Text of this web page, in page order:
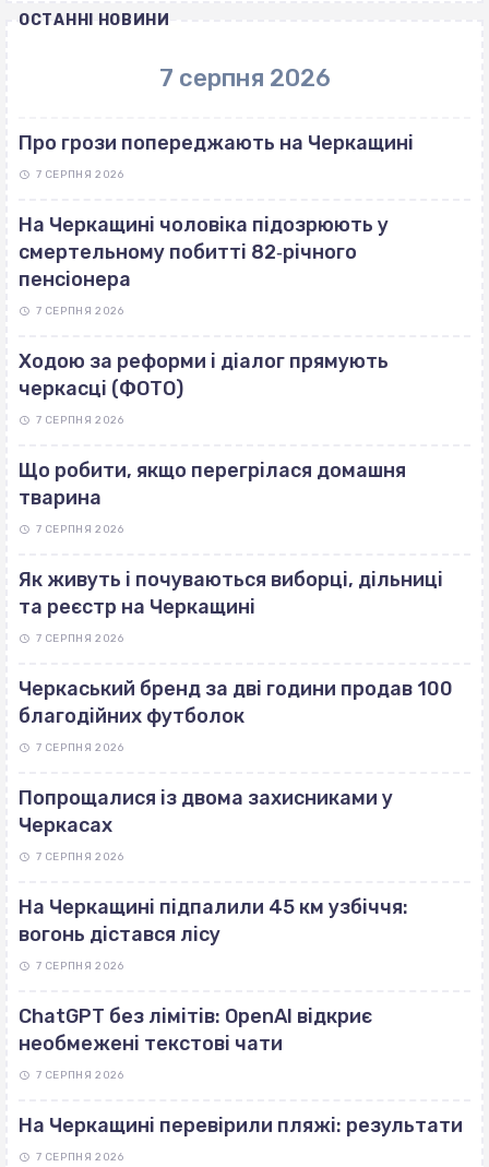
ОСТАННІ НОВИНИ
7 серпня 2026
Про грози попереджають на Черкащині
7 СЕРПНЯ 2026
На Черкащині чоловіка підозрюють у
смертельному побитті 82‐річного
пенсіонера
7 СЕРПНЯ 2026
Ходою за реформи і діалог прямують
черкасці (ФОТО)
7 СЕРПНЯ 2026
Що робити, якщо перегрілася домашня
тварина
7 СЕРПНЯ 2026
Як живуть і почуваються виборці, дільниці
та реєстр на Черкащині
7 СЕРПНЯ 2026
Черкаський бренд за дві години продав 100
благодійних футболок
7 СЕРПНЯ 2026
Попрощалися із двома захисниками у
Черкасах
7 СЕРПНЯ 2026
На Черкащині підпалили 45 км узбіччя:
вогонь дістався лісу
7 СЕРПНЯ 2026
ChatGPT без лімітів: OpenAI відкриє
необмежені текстові чати
7 СЕРПНЯ 2026
На Черкащині перевірили пляжі: результати
7 СЕРПНЯ 2026